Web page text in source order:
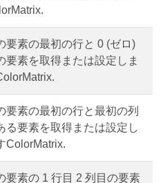
要素の最初の行と 0 (ゼロ)
要素を取得または設定しま
要素の最初の行と最初の列
る要素を取得または設定し
ColorMatrix.
要素の 1 行目 2 列目の要素